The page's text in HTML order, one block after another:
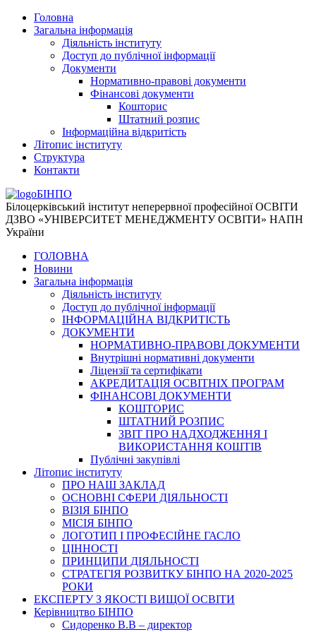
Головна
Загальна інформація
Діяльність інституту
Доступ до публічної інформації
Документи
Нормативно-правові документи
Фінансові документи
Кошторис
Штатний розпис
Інформаційна відкритість
Літопис інституту
Структура
Контакти
БІНПО
Білоцерківський інститут неперервної професійної ОСВІТИ
ДЗВО «УНІВЕРСИТЕТ МЕНЕДЖМЕНТУ ОСВІТИ» НАПН
України
ГОЛОВНА
Новини
Загальна інформація
Діяльність інституту
Доступ до публічної інформації
ІНФОРМАЦІЙНА ВІДКРИТІСТЬ
ДОКУМЕНТИ
НОРМАТИВНО-ПРАВОВІ ДОКУМЕНТИ
Внутрішні нормативні документи
Ліцензії та сертифікати
АКРЕДИТАЦІЯ ОСВІТНІХ ПРОГРАМ
ФІНАНСОВІ ДОКУМЕНТИ
КОШТОРИС
ШТАТНИЙ РОЗПИС
ЗВІТ ПРО НАДХОДЖЕННЯ І
ВИКОРИСТАННЯ КОШТІВ
Публічні закупівлі
Літопис інституту
ПРО НАШ ЗАКЛАД
ОСНОВНІ СФЕРИ ДІЯЛЬНОСТІ
ВІЗІЯ БІНПО
МІСІЯ БІНПО
ЛОГОТИП І ПРОФЕСІЙНЕ ГАСЛО
ЦІННОСТІ
ПРИНЦИПИ ДІЯЛЬНОСТІ
СТРАТЕГІЯ РОЗВИТКУ БІНПО НА 2020-2025
РОКИ
ЕКСПЕРТУ З ЯКОСТІ ВИЩОЇ ОСВІТИ
Керівництво БІНПО
Сидоренко В.В – директор